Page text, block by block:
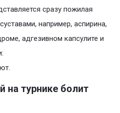
сразу пожилая
например, аспирина,
адгезивном капсулите и
на турнике болит